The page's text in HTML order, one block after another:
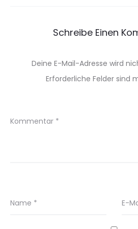
Schreibe Einen
Deine E-Mail-Adresse wird
Erforderliche Felder sind
Kommentar *
Name * E-